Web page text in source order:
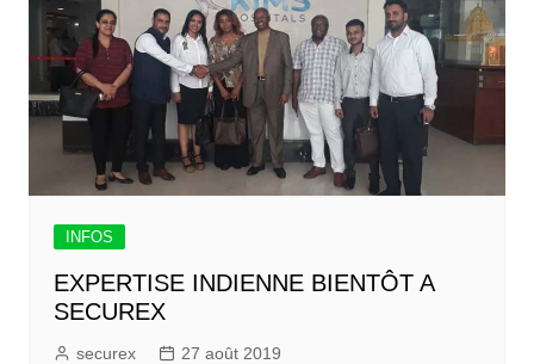
INFOS
EXPERTISE INDIENNE BIENTÔT A
SECUREX
securex 27 août 2019